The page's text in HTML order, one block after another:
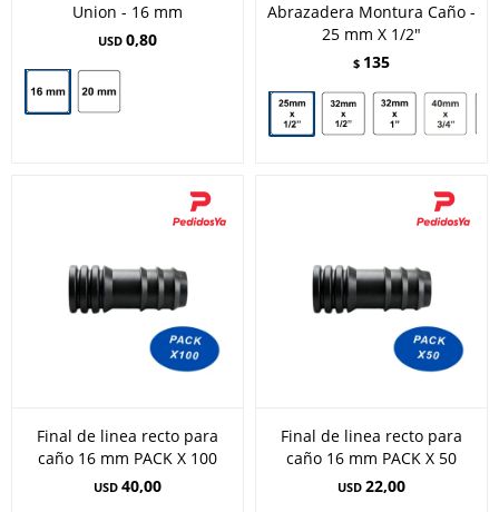
Union - 16 mm
USD 0,80
Abrazadera Montura Caño -
25 mm X 1/2"
$ 135
Final de linea recto para
caño 16 mm PACK X 100
USD 40,00
Final de linea recto para
caño 16 mm PACK X 50
USD 22,00